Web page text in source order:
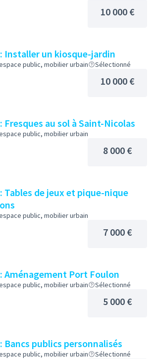
10 000 €
Installer un kiosque-jardin
public, mobilier urbain Sélectionné
10 000 €
Fresques au sol à Saint-Nicolas
public, mobilier urbain
8 000 €
Tables de jeux et pique-nique
public, mobilier urbain
7 000 €
Aménagement Port Foulon
public, mobilier urbain Sélectionné
5 000 €
Bancs publics personnalisés
public, mobilier urbain Sélectionné